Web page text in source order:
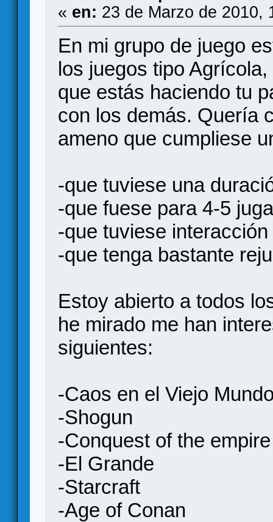
« en: 23 de Marzo de 2010,
En mi grupo de juego
los juegos tipo
que estás haciendo tu
con los demás. Quería
ameno que cumpliese
-que tuviese una
-que fuese para 4-5
-que tuviese
-que tenga bastante
Estoy abierto a todos
he mirado me han
siguientes:
-Caos en el Viejo
-Shogun
-Conquest of the empire
-El Grande
-Starcraft
-Age of Conan